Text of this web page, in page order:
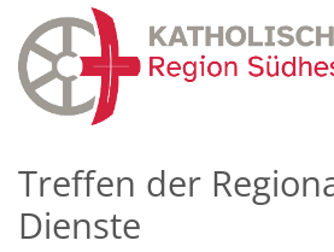
Zum Inhalt springen
Treffen der
Dienste